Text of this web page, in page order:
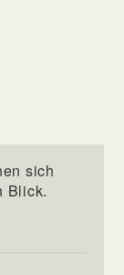
sich
Blick.